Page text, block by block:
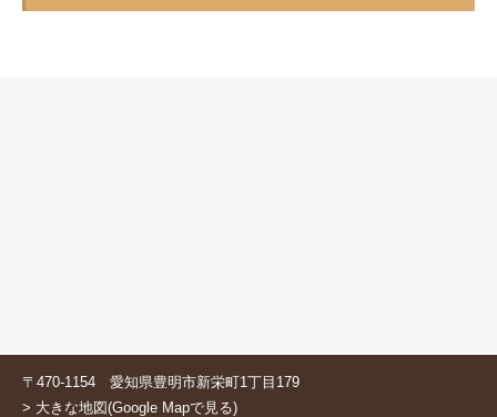
〒470-1154 愛知県豊明市新栄町1丁目179
> 大きな地図(Google Mapで見る)